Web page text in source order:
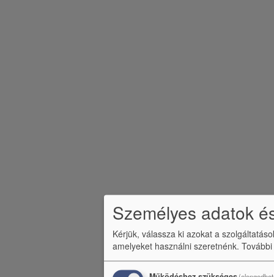
Személyes adatok
Kérjük, válassza ki azokat a
amelyeket használni szeretnénk.